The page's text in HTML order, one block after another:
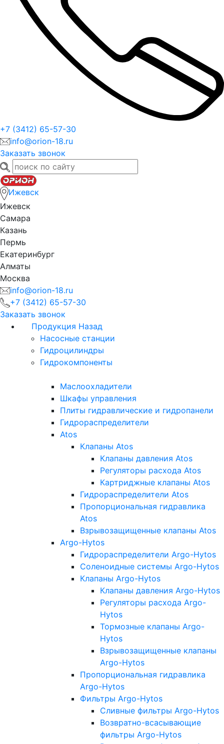
+7 (3412) 65-57-30
info@orion-18.ru
Заказать звонок
Ижевск
Ижевск
Самара
Казань
Пермь
Екатеринбург
Алматы
Москва
info@orion-18.ru
+7 (3412) 65-57-30
Заказать звонок
Продукция Назад
Насосные станции
Гидроцилиндры
Гидрокомпоненты
Маслоохладители
Шкафы управления
Плиты гидравлические и гидропанели
Гидрораспределители
Atos
Клапаны Atos
Клапаны давления Atos
Регуляторы расхода Atos
Картриджные клапаны Atos
Гидрораспределители Atos
Пропорциональная гидравлика
Atos
Взрывозащищенные клапаны Atos
Argo-Hytos
Гидрораспределители Argo-Hytos
Соленоидные системы Argo-Hytos
Клапаны Argo-Hytos
Клапаны давления Argo-Hytos
Регуляторы расхода Argo-
Hytos
Тормозные клапаны Argo-
Hytos
Взрывозащищенные клапаны
Argo-Hytos
Пропорциональная гидравлика
Argo-Hytos
Фильтры Argo-Hytos
Сливные фильтры Argo-Hytos
Возвратно-всасывающие
фильтры Argo-Hytos